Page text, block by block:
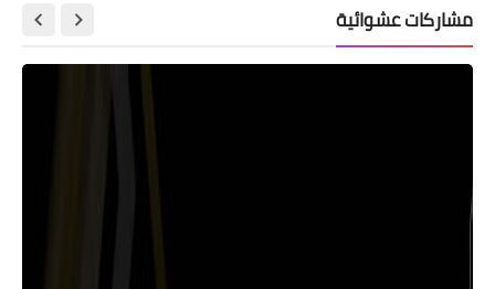
مشاركات عشوائية